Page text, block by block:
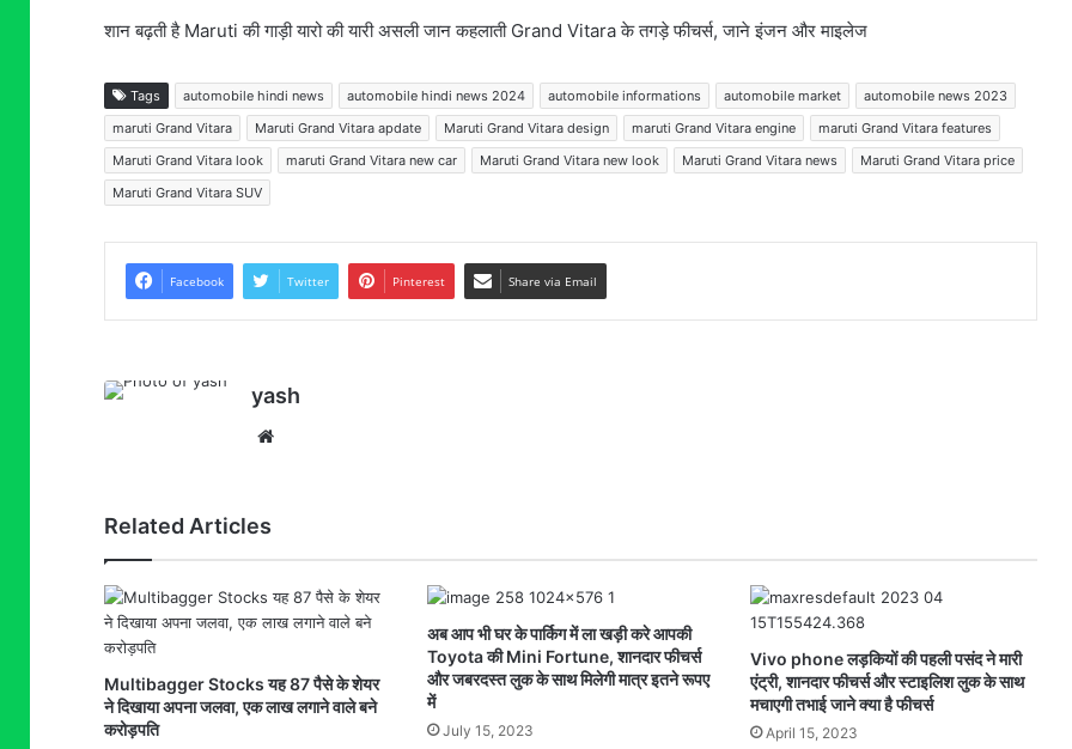
शान बढ़ती है Maruti की गाड़ी यारो की यारी असली जान कहलाती Grand Vitara के तगड़े फीचर्स, जाने इंजन और माइलेज
Tags automobile hindi news automobile hindi news 2024 automobile informations automobile market
automobile news 2023
maruti Grand Vitara
Maruti Grand Vitara apdate Maruti Grand Vitara design maruti Grand Vitara engine
maruti Grand Vitara features
Maruti Grand Vitara look
maruti Grand Vitara new car Maruti Grand Vitara new look Maruti Grand Vitara news
Maruti Grand Vitara price
Maruti Grand Vitara SUV
Facebook Twitter Pinterest Share via Email
yash
Website
Related Articles
Multibagger Stocks यह 87 पैसे के शेयर
ने दिखाया अपना जलवा, एक लाख लगाने वाले बने
करोड़पति
अब आप भी घर के पार्किग में ला खड़ी करे आपकी
Toyota की Mini Fortune, शानदार फीचर्स
और जबरदस्त लुक के साथ मिलेगी मात्र इतने रूपए
में
July 15, 2023
Vivo phone लड़कियों की पहली पसंद ने मारी
एंट्री, शानदार फीचर्स और स्टाइलिश लुक के साथ
मचाएगी तभाई जाने क्या है फीचर्स
April 15, 2023